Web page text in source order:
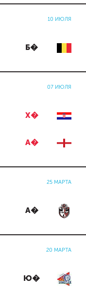
10 ИЮЛЯ
Б�
07 ИЮЛЯ
Х�
А�
25 МАРТА
А�
20 МАРТА
Ю�